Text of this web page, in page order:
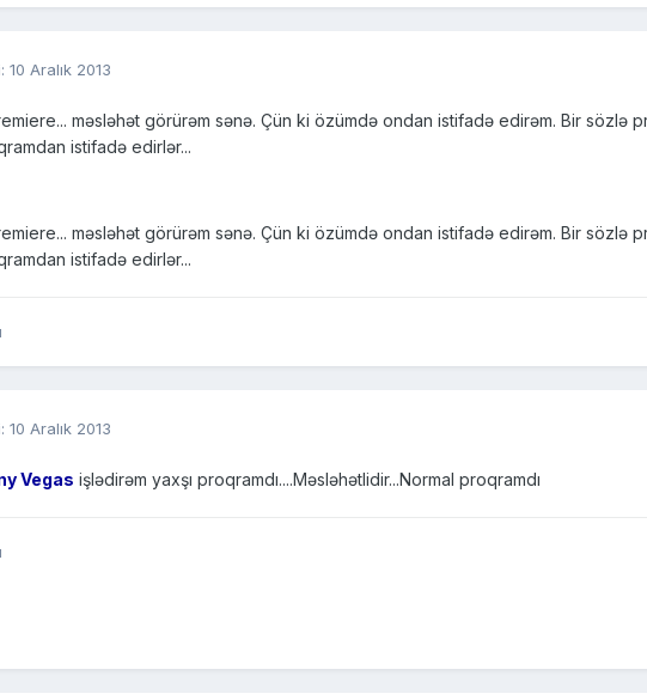
10 Aralık 2013
məsləhət görürəm sənə. Çün ki özümdə ondan istifadə edirəm. Bir
istifadə edirlər...
məsləhət görürəm sənə. Çün ki özümdə ondan istifadə edirəm. Bir
istifadə edirlər...
10 Aralık 2013
Vegas işlədirəm yaxşı proqramdı....Məsləhətlidir...Normal proqramdı